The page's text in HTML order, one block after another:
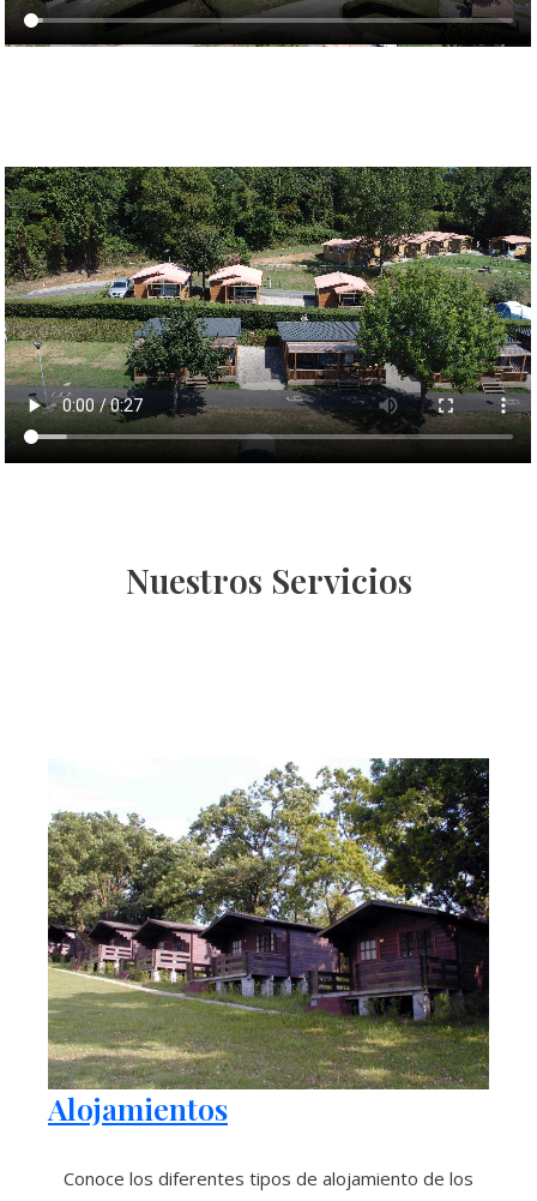
Nuestros Servicios
Alojamientos
Conoce los diferentes tipos de alojamiento de los